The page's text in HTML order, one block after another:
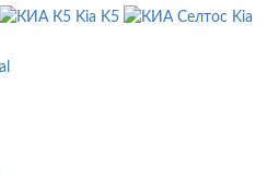
Kia K5
Kia